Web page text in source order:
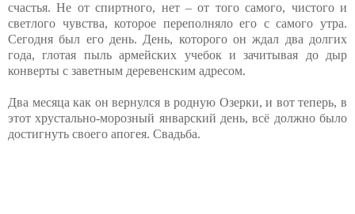
счастья. Не от спиртного, нет – от того самого, чистого и
светлого чувства, которое переполняло его с самого утра.
Сегодня был его день. День, которого он ждал два долгих
года, глотая пыль армейских учебок и зачитывая до дыр
конверты с заветным деревенским адресом.
Два месяца как он вернулся в родную Озерки, и вот теперь, в
этот хрустально-морозный январский день, всё должно было
достигнуть своего апогея. Свадьба.